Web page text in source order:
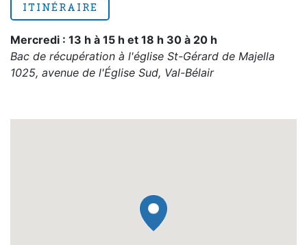
ITINÉRAIRE
Mercredi : 13 h à 15 h et 18 h 30 à 20 h
Bac de récupération à l'église St-Gérard de Majella
1025, avenue de l'Église Sud, Val-Bélair